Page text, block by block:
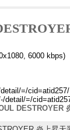
6000 kbps)
=/cid=atid257/
detail/=/
DESTROYER